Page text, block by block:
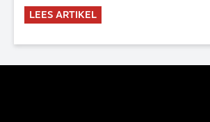
Belijdende Kerk (CBK) lezen. Deze
commissie is al sinds de eenwording
2023 de opdracht om haar analyse
LEES ARTIKEL